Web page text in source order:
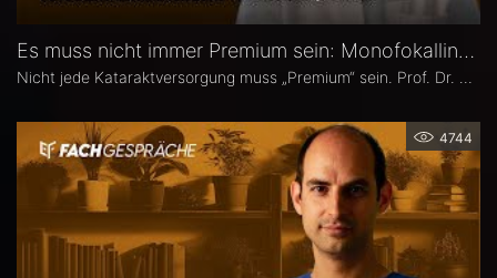
Es muss nicht immer Premium sein: Monofokallinsen – Prof. Dr. Anja Liekfeld
4744